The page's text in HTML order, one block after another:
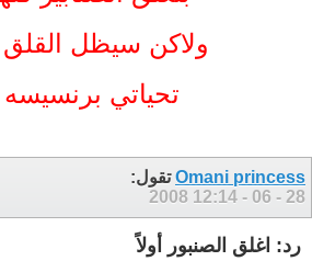
ولاكن سيظل القلق
تحياتي
Omani princessتقول:
28 - 06 - 2008
12:14
رد: اغلق الصنبور أولاً‏